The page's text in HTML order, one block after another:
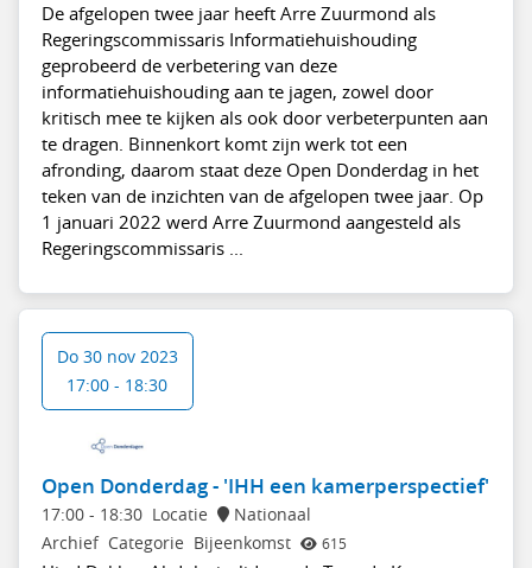
De afgelopen twee jaar heeft Arre Zuurmond als
Regeringscommissaris Informatiehuishouding
geprobeerd de verbetering van deze
informatiehuishouding aan te jagen, zowel door
kritisch mee te kijken als ook door verbeterpunten aan
te dragen. Binnenkort komt zijn werk tot een
afronding, daarom staat deze Open Donderdag in het
teken van de inzichten van de afgelopen twee jaar. Op
1 januari 2022 werd Arre Zuurmond aangesteld als
Regeringscommissaris ...
Open Donderdag - 'IHH een kamerperspectief'
17:00- 18:30 Locatie
Nationaal
Archief Categorie Bijeenkomst 615
Do 30 nov 2023
17:00 - 18:30